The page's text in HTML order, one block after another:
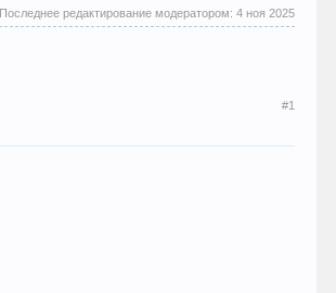
Последнее редактирование модератором: 4 ноя 2025
#1